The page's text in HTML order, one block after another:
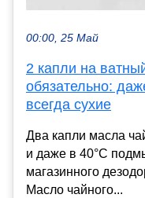
00:00, 25 Май
2 капли на
обязательно:
всегда сухие
Два капли масла
и даже в 40°C
магазинного
Масло чайного...